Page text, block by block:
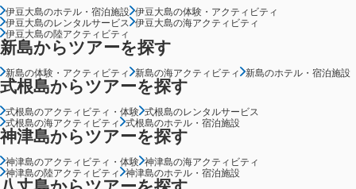
伊豆大島のホテル・宿泊施設 伊豆大島の体験・アクティビティ
伊豆大島のレンタルサービス 伊豆大島の海アクティビティ
伊豆大島の陸アクティビティ
新島からツアーを探す
新島の体験・アクティビティ 新島の海アクティビティ 新島のホテル・宿泊施設
式根島からツアーを探す
式根島のアクティビティ・体験 式根島のレンタルサービス
式根島の海アクティビティ
式根島のホテル・宿泊施設
神津島からツアーを探す
神津島のアクティビティ・体験 神津島の海アクティビティ
神津島の陸アクティビティ
神津島のホテル・宿泊施設